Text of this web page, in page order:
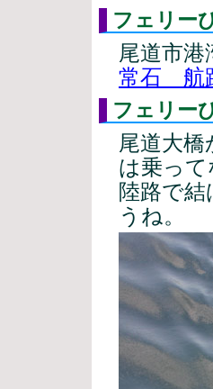
フェリー
尾道市港
常石 航
フェリー
尾道大
は乗っ
陸路で
うね。